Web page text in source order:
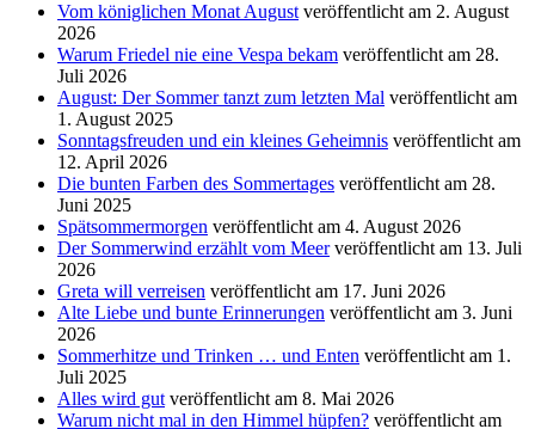
Vom königlichen Monat August veröffentlicht am 2. August
2026
Warum Friedel nie eine Vespa bekam veröffentlicht am 28.
Juli 2026
August: Der Sommer tanzt zum letzten Mal veröffentlicht am
1. August 2025
Sonntagsfreuden und ein kleines Geheimnis veröffentlicht am
12. April 2026
Die bunten Farben des Sommertages veröffentlicht am 28.
Juni 2025
Spätsommermorgen veröffentlicht am 4. August 2026
Der Sommerwind erzählt vom Meer veröffentlicht am 13. Juli
2026
Greta will verreisen veröffentlicht am 17. Juni 2026
Alte Liebe und bunte Erinnerungen veröffentlicht am 3. Juni
2026
Sommerhitze und Trinken … und Enten veröffentlicht am 1.
Juli 2025
Alles wird gut veröffentlicht am 8. Mai 2026
Warum nicht mal in den Himmel hüpfen? veröffentlicht am